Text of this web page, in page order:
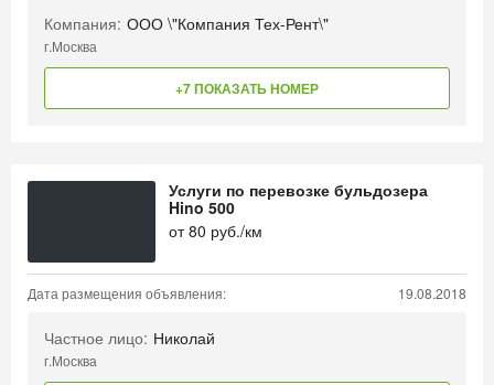
Компания: ООО \"Компания Тех-Рент\"
г.Москва
+7 ПОКАЗАТЬ НОМЕР
Услуги по перевозке бульдозера
Hino 500
от80 руб./км
Дата размещения объявления: 19.08.2018
Частное лицо: Николай
г.Москва